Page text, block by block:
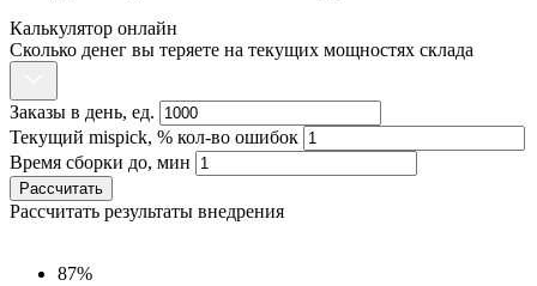
Калькулятор онлайн
Сколько денег вы теряете на текущих мощностях склада
Заказы в день, ед.
Текущий mispick, % кол-во ошибок
Время сборки до, мин
Рассчитать
Рассчитать результаты внедрения
87%